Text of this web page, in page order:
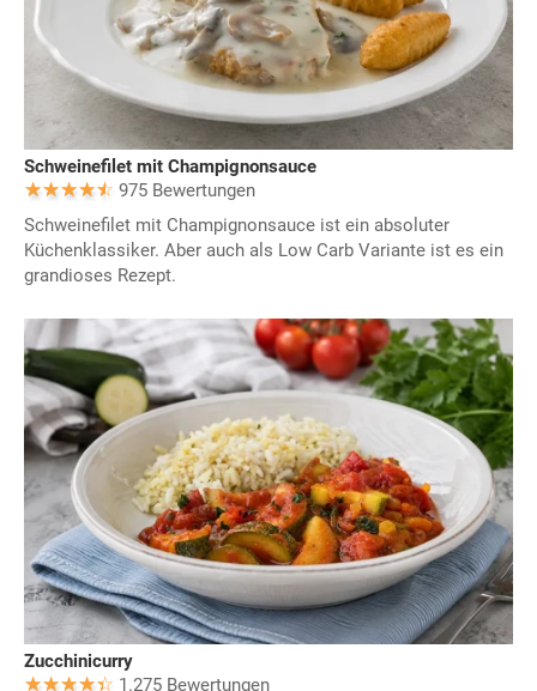
Schweinefilet mit Champignonsauce
975 Bewertungen
Schweinefilet mit Champignonsauce ist ein absoluter
Küchenklassiker. Aber auch als Low Carb Variante ist es ein
grandioses Rezept.
Zucchinicurry
1.275 Bewertungen